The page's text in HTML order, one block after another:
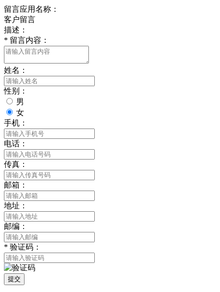
留言应用名称：
客户留言
描述：
* 留言内容：
姓名：
性别：
男
女
手机：
电话：
传真：
邮箱：
地址：
邮编：
* 验证码：
提交